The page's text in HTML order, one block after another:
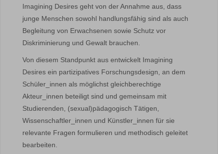
Imagining Desires geht von der Annahme aus, dass
junge Menschen sowohl handlungsfähig sind als auch
Begleitung von Erwachsenen sowie Schutz vor
Diskriminierung und Gewalt brauchen.
Von diesem Standpunkt aus entwickelt Imagining
Desires ein partizipatives Forschungsdesign, an dem
Schüler_innen als möglichst gleichberechtige
Akteur_innen beteiligt sind und gemeinsam mit
Studierenden, (sexual)pädagogisch Tätigen,
Wissenschaftler_innen und Künstler_innen für sie
relevante Fragen formulieren und methodisch geleitet
bearbeiten.